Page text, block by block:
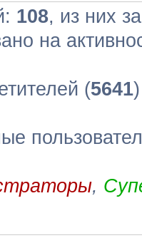
108, из них
на
(5641
,